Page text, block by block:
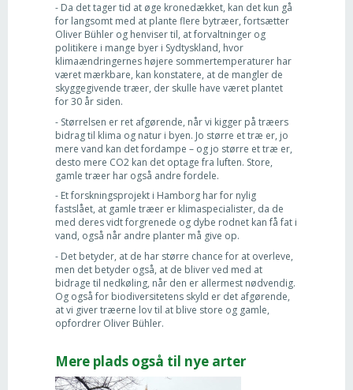
- Da det tager tid at øge kronedækket, kan det kun gå
for langsomt med at plante flere bytræer, fortsætter
Oliver Bühler og henviser til, at forvaltninger og
politikere i mange byer i Sydtyskland, hvor
klimaændringernes højere sommertemperaturer har
været mærkbare, kan konstatere, at de mangler de
skyggegivende træer, der skulle have været plantet
for 30 år siden.
- Størrelsen er ret afgørende, når vi kigger på træers
bidrag til klima og natur i byen. Jo større et træ er, jo
mere vand kan det fordampe – og jo større et træ er,
desto mere CO2 kan det optage fra luften. Store,
gamle træer har også andre fordele.
- Et forskningsprojekt i Hamborg har for nylig
fastslået, at gamle træer er klimaspecialister, da de
med deres vidt forgrenede og dybe rodnet kan få fat i
vand, også når andre planter må give op.
- Det betyder, at de har større chance for at overleve,
men det betyder også, at de bliver ved med at
bidrage til nedkøling, når den er allermest nødvendig.
Og også for biodiversitetens skyld er det afgørende,
at vi giver træerne lov til at blive store og gamle,
opfordrer Oliver Bühler.
Mere plads også til nye arter